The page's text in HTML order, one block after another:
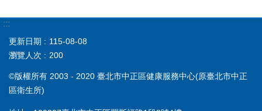
:::
更新日期
115-08-08
瀏覽人次
200
©版權所有 2003 - 2020 臺北市中正區健康服務中心(原臺北市中正
區衛生所)